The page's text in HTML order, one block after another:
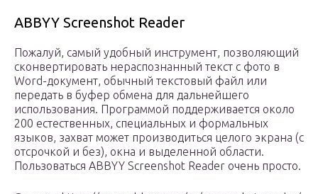
ABBYY Screenshot Reader
Пожалуй, самый удобный инструмент, позволяющий
сконвертировать нераспознанный текст с фото в
Word-документ, обычный текстовый файл или
передать в буфер обмена для дальнейшего
использования. Программой поддерживается около
200 естественных, специальных и формальных
языков, захват может производиться целого экрана (с
отсрочкой и без), окна и выделенной области.
Пользоваться ABBYY Screenshot Reader очень просто.